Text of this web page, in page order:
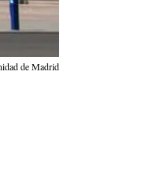
de Madrid